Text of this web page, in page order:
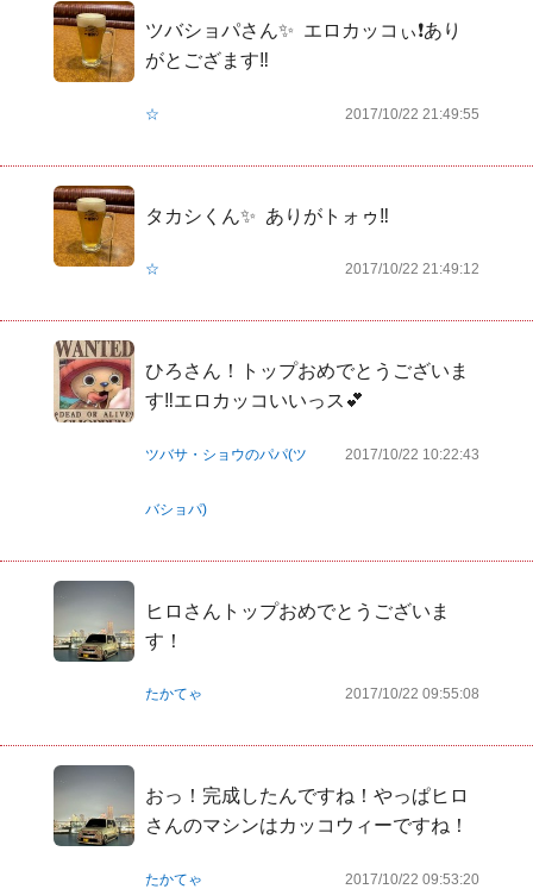
ツバショパさん✨  エロカッコぃ❗️あり
がとござます‼️
☆ 2017/10/22 21:49:55
タカシくん✨  ありがトォゥ‼️
☆ 2017/10/22 21:49:12
ひろさん！トップおめでとうございま
す‼︎エロカッコいいっス💕
ツバサ・ショウのパパ(ツ
バショパ)
2017/10/22 10:22:43
ヒロさんトップおめでとうございま
す！
たかてゃ 2017/10/22 09:55:08
おっ！完成したんですね！やっぱヒロ
さんのマシンはカッコウィーですね！
たかてゃ 2017/10/22 09:53:20